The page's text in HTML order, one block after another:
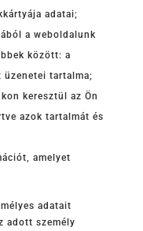
adatai;
a weboldalunk
között: a
üzenetei tartalma;
keresztül az Ön
azok tartalmát és
amelyet
adatait
adott személy